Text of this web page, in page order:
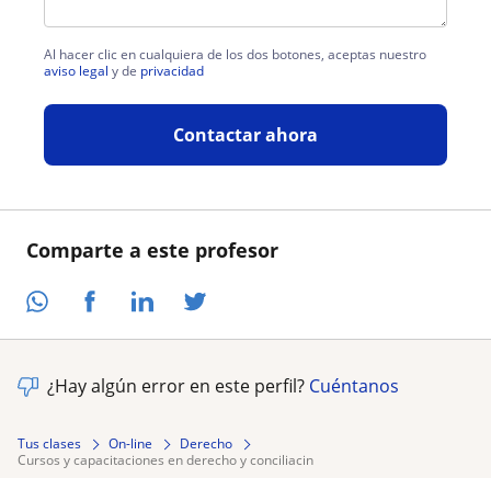
Comparte a este profesor
Al hacer clic en cualquiera de los dos botones, aceptas nuestro
aviso legal y de privacidad
Contactar ahora
¿Hay algún error en este perfil? Cuéntanos
Tus clases On-line
Derecho
cursos y capacitaciones en derecho y conciliacin